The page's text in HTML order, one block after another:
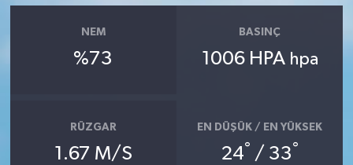
NEM
%73
BASINÇ
1006 HPA hpa
RÜZGAR
1.67 M/S
EN DÜŞÜK / EN YÜKSEK
24° / 33°